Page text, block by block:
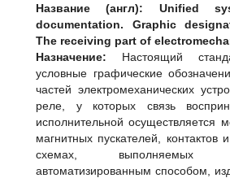
Название (англ):
Unified
documentation. Graphic
The receiving part of
Назначение: Настоящий
условные графические
частей электромеханических
реле, у которых связь
исполнительной осуществляется
магнитных пускателей, контактов
схемах, выполняемых
автоматизированным способом,